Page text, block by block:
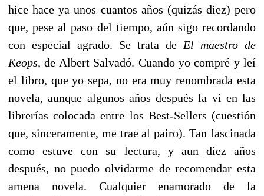
hice hace ya unos cuantos años (quizás diez) pero
que, pese al paso del tiempo, aún sigo recordando
con especial agrado. Se trata de El maestro de
Keops, de Albert Salvadó. Cuando yo compré y leí
el libro, que yo sepa, no era muy renombrada esta
novela, aunque algunos años después la vi en las
librerías colocada entre los Best-Sellers (cuestión
que, sinceramente, me trae al pairo). Tan fascinada
como estuve con su lectura, y aun diez años
después, no puedo olvidarme de recomendar esta
amena novela. Cualquier enamorado de la